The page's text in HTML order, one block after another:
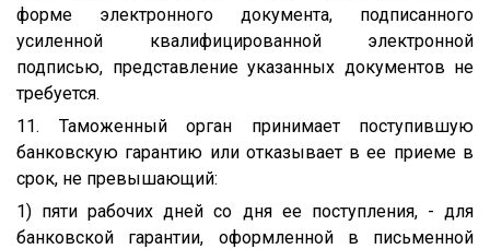
форме электронного документа, подписанного
усиленной квалифицированной электронной
подписью, представление указанных документов не
требуется.
11. Таможенный орган принимает поступившую
банковскую гарантию или отказывает в ее приеме в
срок, не превышающий:
1) пяти рабочих дней со дня ее поступления, - для
банковской гарантии, оформленной в письменной